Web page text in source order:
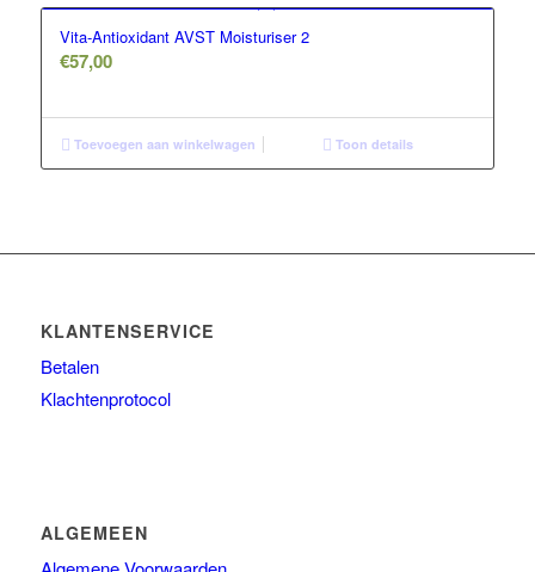
Vita-Antioxidant AVST Moisturiser 2
€57,00
Toevoegen aan winkelwagen Toon details
KLANTENSERVICE
Betalen
Klachtenprotocol
ALGEMEEN